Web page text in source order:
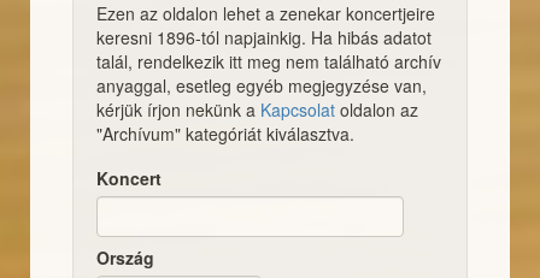
Ezen az oldalon lehet a zenekar koncertjeire
keresni 1896-tól napjainkig. Ha hibás adatot
talál, rendelkezik itt meg nem található archív
anyaggal, esetleg egyéb megjegyzése van,
kérjük írjon nekünk a Kapcsolat oldalon az
"Archívum" kategóriát kiválasztva.
Koncert
Ország